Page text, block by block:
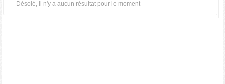
Désolé, il n'y a aucun résultat pour le moment